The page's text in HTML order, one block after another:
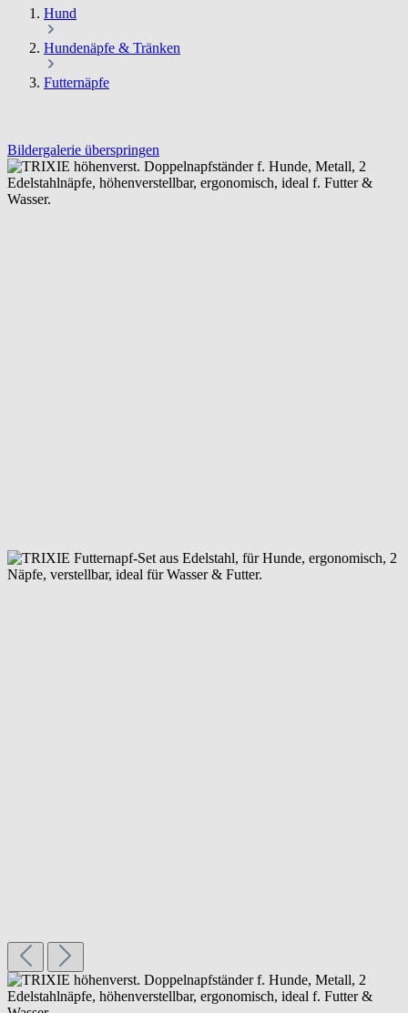
Hund
Hundenäpfe & Tränken
Futternäpfe
Bildergalerie überspringen